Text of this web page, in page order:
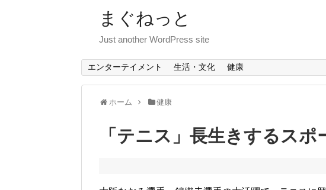
まぐねっと
Just another WordPress site
エンターテイメント 生活・文化 健康
ホーム 健康
「テニス」長生きするス